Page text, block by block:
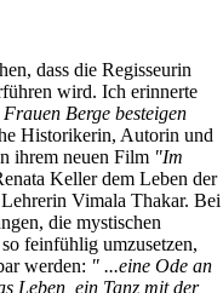
dass die Regisseurin
wird. Ich erinnerte
Berge besteigen
Historikerin, Autorin und
ihrem neuen Film "Im
Keller dem Leben der
Vimala Thakar. Bei
die mystischen
feinfühlig umzusetzen,
werden: " ...eine Ode an
Leben, ein Tanz mit der